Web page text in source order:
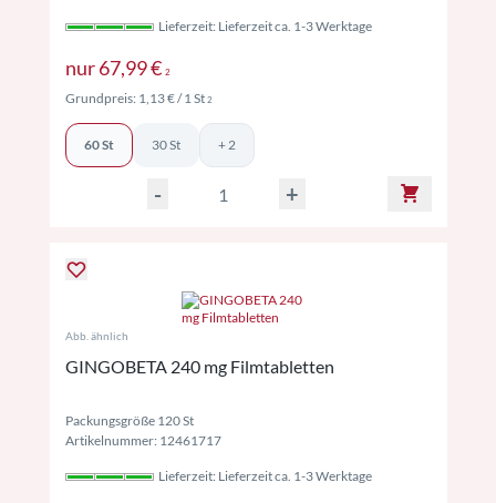
Lieferzeit: Lieferzeit ca. 1-3 Werktage
nur67,99 € 2Preise inkl. MwSt. ggf. zzgl. Versand
Grundpreis: 1,13 €/ 1 St 2Preise inkl. MwSt. ggf. zzgl. Versand
60 St 30 St + 2
- +
Abb. ähnlich
GINGOBETA 240 mg Filmtabletten
Packungsgröße 120 St
Artikelnummer: 12461717
Lieferzeit: Lieferzeit ca. 1-3 Werktage